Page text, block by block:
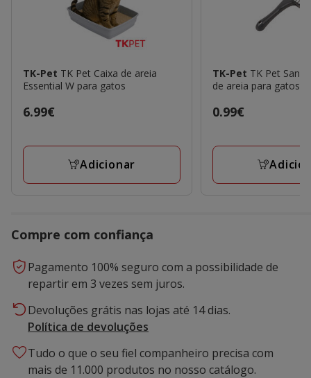
TK-Pet TK Pet Caixa de areia
Essential W para gatos
Preço
6.99€
Adicionar
TK-Pet TK Pet
de areia para gatos
Preço
0.99€
Compre com confiança
Pagamento 100% seguro com a possibilidade de
repartir em 3 vezes sem juros.
Devoluções grátis nas lojas até 14 dias.
Política de devoluções
Tudo o que o seu fiel companheiro precisa com
mais de 11.000 produtos no nosso catálogo.